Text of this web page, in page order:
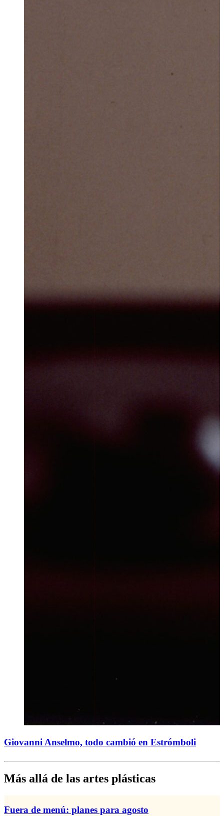
Giovanni Anselmo, todo cambió en Estrómboli
Más allá de las artes plásticas
Fuera de menú: planes para agosto